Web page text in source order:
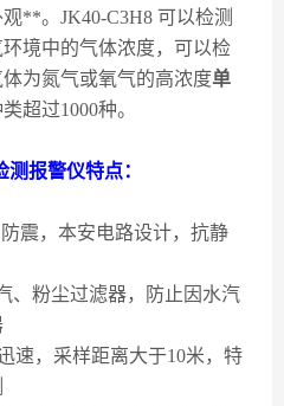
**。 JK40-C3H8 可以检测
境中的气体浓度，可以检
为氮气或氧气的高浓度单
超过1000种。
报警仪特点：
震，本安电路设计，抗静
、粉尘过滤器，防止因水汽
速，采样距离大于10米，特